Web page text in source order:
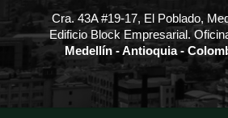
Cra. 43A #19-17, El Poblado,
Edificio Block Empresarial.
Medellín - Antioquia -